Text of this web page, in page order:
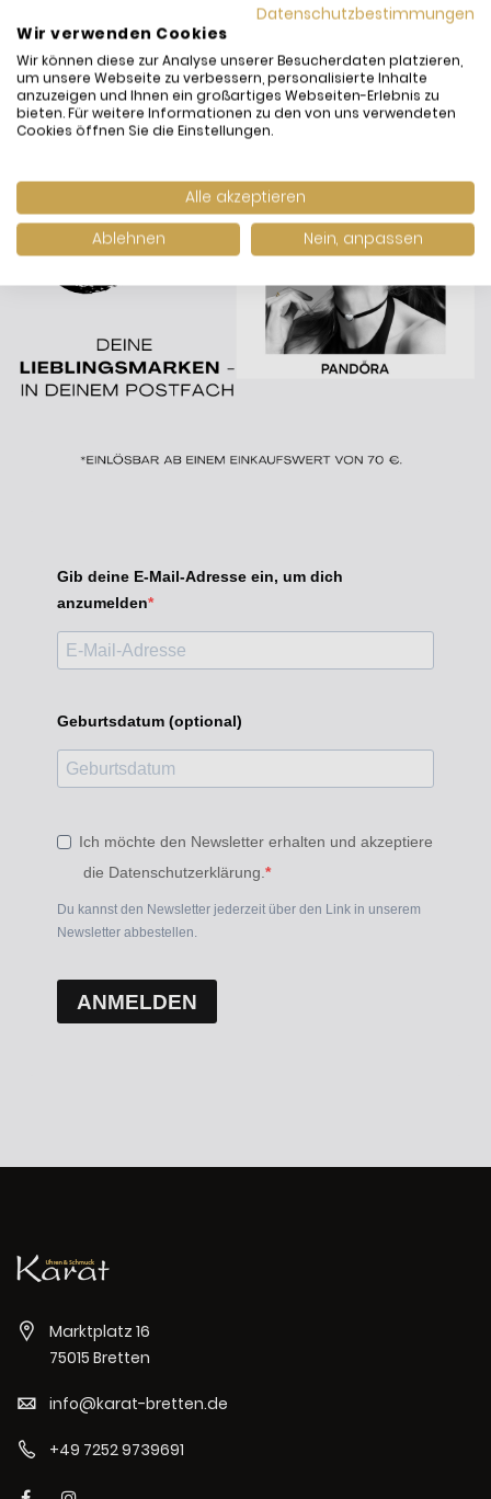
Gib deine E-Mail-Adresse ein, um dich
anzumelden
Geburtsdatum (optional)
Ich möchte den Newsletter erhalten und akzeptiere
die Datenschutzerklärung.
Du kannst den Newsletter jederzeit über den Link in unserem
Newsletter abbestellen.
ANMELDEN
Marktplatz 16
75015 Bretten
info@karat-bretten.de
+49 7252 9739691
Datenschutzbestimmungen
Wir verwenden Cookies
Wir können diese zur Analyse unserer Besucherdaten platzieren,
um unsere Webseite zu verbessern, personalisierte Inhalte
anzuzeigen und Ihnen ein großartiges Webseiten-Erlebnis zu
bieten. Für weitere Informationen zu den von uns verwendeten
Cookies öffnen Sie die Einstellungen.
Alle akzeptieren
Ablehnen
Nein, anpassen